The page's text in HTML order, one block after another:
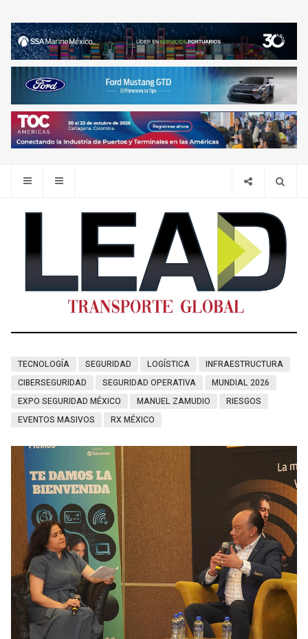
TECNOLOGÍA SEGURIDAD LOGÍSTICA
INFRAESTRUCTURA
CIBERSEGURIDAD
SEGURIDAD OPERATIVA
MUNDIAL 2026
EXPO SEGURIDAD MÉXICO
MANUEL ZAMUDIO
RIESGOS
EVENTOS MASIVOS
RX MÉXICO